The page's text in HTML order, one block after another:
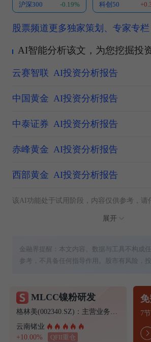
沪深300 -0.19% 科创50
股票频道更多独家策划、专家专
AI智能分析该文，为您挖掘投
云赛智联 AI投资分析报告
中国黄金 AI投资分析报告
中泰证券 AI投资分析报告
赤峰黄金 AI投资分析报告
西部黄金 AI投资分析报告
该AI功能处于试用阶段，内容仅供参考，请
展开
金融界提醒：本文内容、数据与工具不构成
参考，不具备任何指导作用。股市有风险，
MLCC镍粉研发
格林美(002340.SZ)：主营业务暂未涉及MLCC用纳米级镍粉的制造
云南锗业
+10.00%
QFII重仓
免
7